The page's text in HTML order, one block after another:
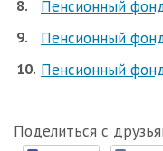
Пенсионный
Пенсионный
Пенсионный
Поделиться с